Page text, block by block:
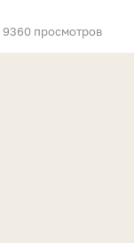
9360 просмотров